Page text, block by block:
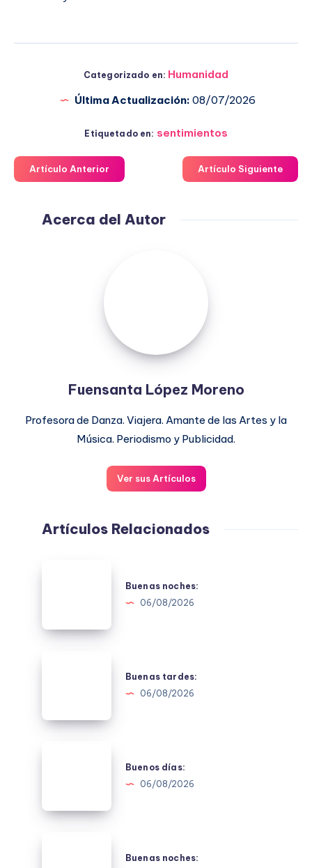
Categorizado en: Humanidad
Última Actualización: 08/07/2026
Etiquetado en: sentimientos
Artículo Anterior Artículo Siguiente
Acerca del Autor
Fuensanta López Moreno
Profesora de Danza. Viajera. Amante de las Artes y la
Música. Periodismo y Publicidad.
Ver sus Artículos
Artículos Relacionados
Buenas noches:
06/08/2026
Buenas tardes:
06/08/2026
Buenos días:
06/08/2026
Buenas noches: